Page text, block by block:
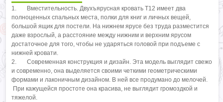
1. Вместительность. Двухъярусная кровать Т12 имеет два
полноценных спальных места, полки для книг и личных вещей,
большой ящик для постели. На нижнем ярусе без труда разместится
даже взрослый, а расстояние между нижним и верхним ярусом
достаточное для того, чтобы не ударяться головой при подъеме с
нижней кровати.
2. Современная конструкция и дизайн. Эта модель выглядит свежо
и современно, она выделяется своими четкими геометрическими
формами и лаконичным дизайном. В ней все продумано до мелочей.
При кажущейся простоте она красива, не выглядит громоздкой и
тяжелой.